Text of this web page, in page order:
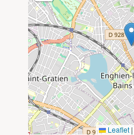
Leaflet |